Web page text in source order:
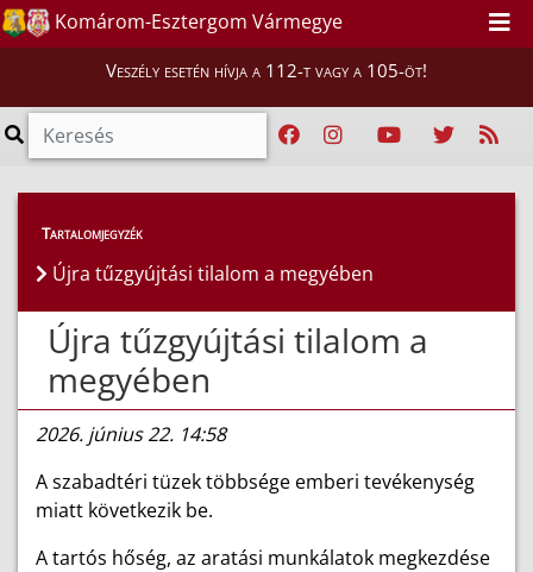
Komárom-Esztergom Vármegye
Veszély esetén hívja a 112-t vagy a 105-öt!
Híreink > Hírek
Tartalomjegyzék
Újra tűzgyújtási tilalom a megyében
Újra tűzgyújtási tilalom a
megyében
2026. június 22. 14:58
A szabadtéri tüzek többsége emberi tevékenység
miatt következik be.
A tartós hőség, az aratási munkálatok megkezdése